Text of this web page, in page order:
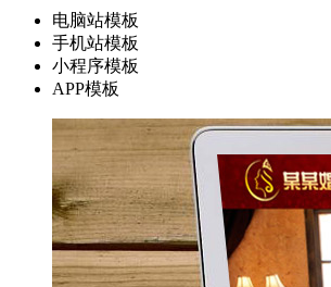
电脑站模板
手机站模板
小程序模板
APP模板